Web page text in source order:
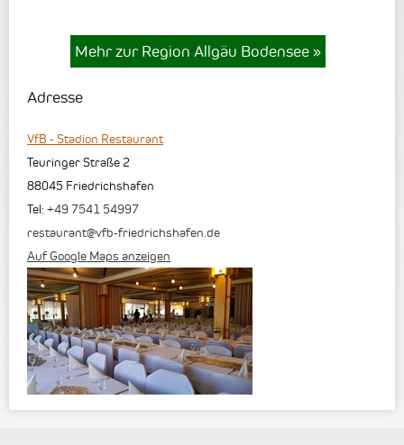
Mehr zur Region Allgäu Bodensee »
Adresse
VfB - Stadion Restaurant
Teuringer Straße 2
88045 Friedrichshafen
Tel: +49 7541 54997
restaurant@vfb-friedrichshafen.de
Auf Google Maps anzeigen